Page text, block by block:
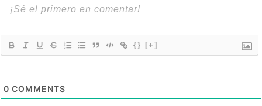
{} [+]
0 COMMENTS